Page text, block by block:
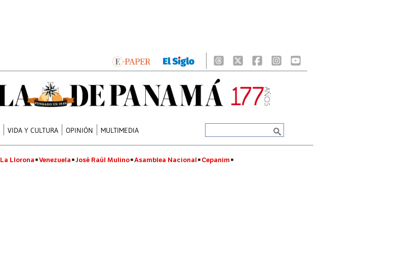
VIDA Y CULTURA OPINIÓN MULTIMEDIA
La Llorona Venezuela José Raúl Mulino Asamblea Nacional Cepanim